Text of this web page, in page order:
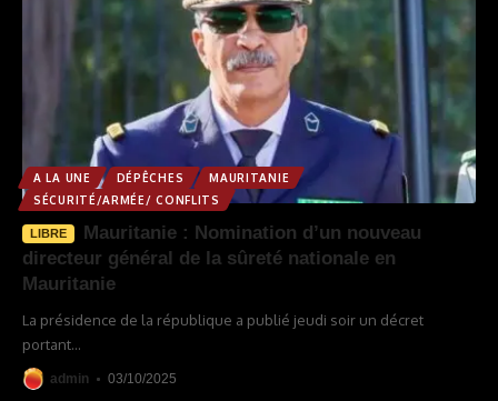
A LA UNE DÉPÊCHES
MAURITANIE
SÉCURITÉ/ARMÉE/ CONFLITS
LIBRE
Mauritanie : Nomination d’un nouveau
directeur général de la sûreté nationale en
Mauritanie
La présidence de la république a publié jeudi soir un décret
portant…
admin 03/10/2025